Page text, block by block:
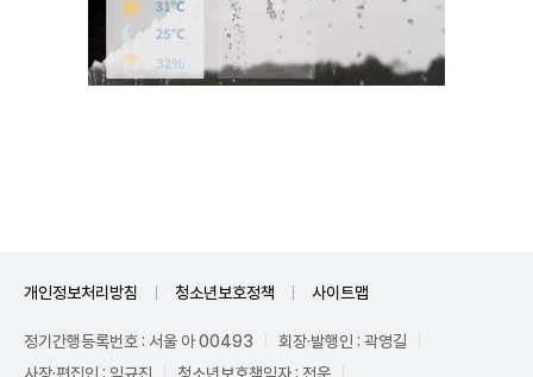
개인정보처리방침 청소년보호정책 사이트맵
정기간행등록번호 : 서울 아 00493
회장·발행인 : 곽영길